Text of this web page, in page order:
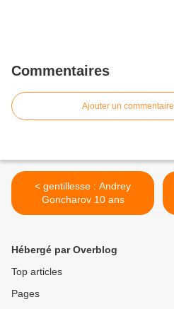
Commentaires
Ajouter un commentaire
< gentillesse : Andrey
Goncharov 10 ans
Hébergé par Overblog
Top articles
Pages